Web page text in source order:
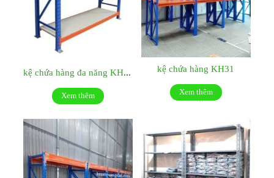
Xem thêm
kệ chứa hàng KH31
Xem thêm